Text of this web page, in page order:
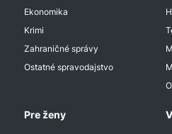
Ekonomika
Krimi
Zahraničné správy
Ostatné spravodajstvo
Pre ženy